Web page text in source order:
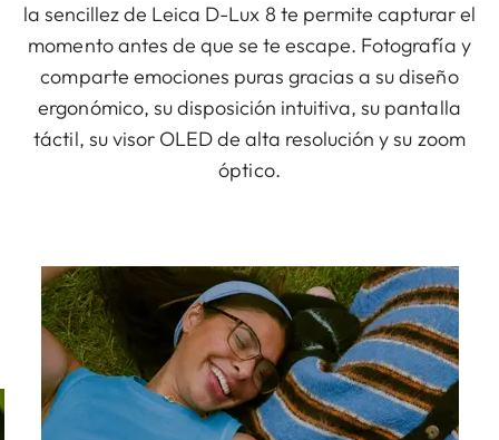
la sencillez de Leica D-Lux 8 te permite capturar el
momento antes de que se te escape. Fotografía y
comparte emociones puras gracias a su diseño
ergonómico, su disposición intuitiva, su pantalla
táctil, su visor OLED de alta resolución y su zoom
óptico.